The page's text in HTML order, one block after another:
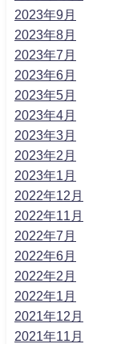
2023年9月
2023年8月
2023年7月
2023年6月
2023年5月
2023年4月
2023年3月
2023年2月
2023年1月
2022年12月
2022年11月
2022年7月
2022年6月
2022年2月
2022年1月
2021年12月
2021年11月